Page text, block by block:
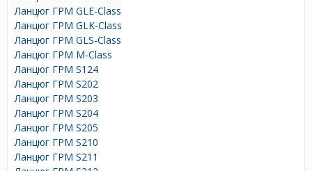
Ланцюг ГРМ GLE-Class
Ланцюг ГРМ GLK-Class
Ланцюг ГРМ GLS-Class
Ланцюг ГРМ M-Class
Ланцюг ГРМ S124
Ланцюг ГРМ S202
Ланцюг ГРМ S203
Ланцюг ГРМ S204
Ланцюг ГРМ S205
Ланцюг ГРМ S210
Ланцюг ГРМ S211